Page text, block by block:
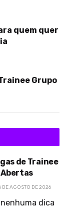
quem quer
Grupo
de Trainee
DE AGOSTO DE 2026
dica